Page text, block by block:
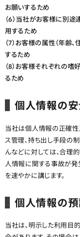
お願いするため
（6）当社がお客様に別
用するため
（7）お客様の属性（年齢
するため
（8）お客様それぞれの
るため
個人情報の
当社は個人情報の正確性
ス管理、持ち出し手段の制
んなどに対しては、合理
人情報に関する事故が発
を速やかに講じます。
個人情報の
当社は、明示した利用目